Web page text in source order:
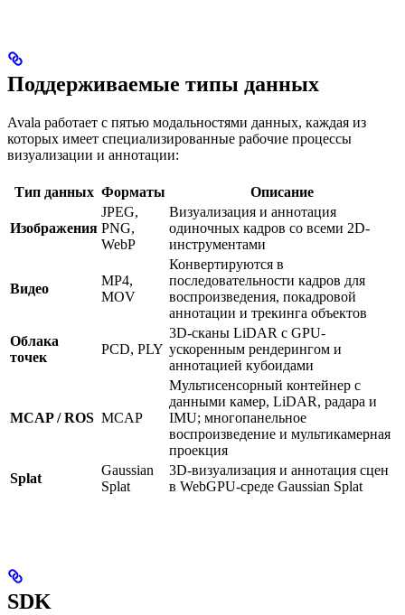
Поддерживаемые типы данных
Avala работает с пятью модальностями данных, каждая из
которых имеет специализированные рабочие процессы
визуализации и аннотации:
Тип данных Форматы Описание
Изображения
JPEG,
PNG,
WebP
Визуализация и аннотация
одиночных кадров со всеми 2D-
инструментами
Видео
MP4,
MOV
Конвертируются в
последовательности кадров для
воспроизведения, покадровой
аннотации и трекинга объектов
Облака
точек
PCD, PLY
3D-сканы LiDAR с GPU-
ускоренным рендерингом и
аннотацией кубоидами
MCAP / ROS MCAP
Мультисенсорный контейнер с
данными камер, LiDAR, радара и
IMU; многопанельное
воспроизведение и мультикамерная
проекция
Splat
Gaussian
Splat
3D-визуализация и аннотация сцен
в WebGPU-среде Gaussian Splat
SDK